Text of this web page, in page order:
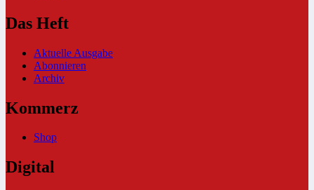
Das Heft
Aktuelle Ausgabe
Abonnieren
Archiv
Kommerz
Shop
Digital